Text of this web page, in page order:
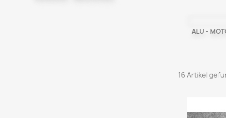
ALU -
16 Artikel